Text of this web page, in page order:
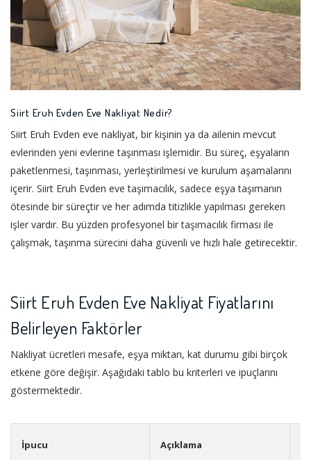
Siirt Eruh Evden Eve Nakliyat Nedir?
Siirt Eruh Evden eve nakliyat, bir kişinin ya da ailenin mevcut
evlerinden yeni evlerine taşınması işlemidir. Bu süreç, eşyaların
paketlenmesi, taşınması, yerleştirilmesi ve kurulum aşamalarını
içerir. Siirt Eruh Evden eve taşımacılık, sadece eşya taşımanın
ötesinde bir süreçtir ve her adımda titizlikle yapılması gereken
işler vardır. Bu yüzden profesyonel bir taşımacılık firması ile
çalışmak, taşınma sürecini daha güvenli ve hızlı hale getirecektir.
Siirt Eruh Evden Eve Nakliyat Fiyatlarını
Belirleyen Faktörler
Nakliyat ücretleri mesafe, eşya miktarı, kat durumu gibi birçok
etkene göre değişir. Aşağıdaki tablo bu kriterleri ve ipuçlarını
göstermektedir.
İpucu Açıklama